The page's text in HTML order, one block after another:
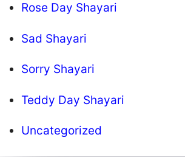
Rose Day Shayari
Sad Shayari
Sorry Shayari
Teddy Day Shayari
Uncategorized